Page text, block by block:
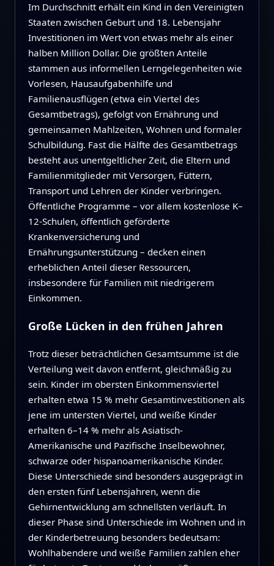
Im Durchschnitt erhält ein Kind in den Vereinigten
Staaten zwischen Geburt und 18. Lebensjahr
Investitionen im Wert von etwas mehr als einer
halben Million Dollar. Die größten Anteile
stammen aus informellen Lerngelegenheiten wie
Vorlesen, Hausaufgabenhilfe und
Familienausflügen (etwa ein Viertel des
Gesamtbetrags), gefolgt von Ernährung und
gemeinsamen Mahlzeiten, Wohnen und formaler
Schulbildung. Fast die Hälfte des Gesamtbetrags
besteht aus unentgeltlicher Zeit, die Eltern und
Familienmitglieder mit Versorgen, Füttern,
Transport und Lehren der Kinder verbringen.
Öffentliche Programme – vor allem kostenlose K–
12-Schulen, öffentlich geförderte
Krankenversicherung und
Ernährungsunterstützung – decken einen
erheblichen Anteil dieser Ressourcen,
insbesondere für Familien mit niedrigerem
Einkommen.
Große Lücken in den frühen Jahren
Trotz dieser beträchtlichen Gesamtsumme ist die
Verteilung weit davon entfernt, gleichmäßig zu
sein. Kinder im obersten Einkommensviertel
erhalten etwa 15 % mehr Gesamtinvestitionen als
jene im untersten Viertel, und weiße Kinder
erhalten 6–14 % mehr als Asiatisch-
Amerikanische und Pazifische Inselbewohner,
schwarze oder hispanoamerikanische Kinder.
Diese Unterschiede sind besonders ausgeprägt in
den ersten fünf Lebensjahren, wenn die
Gehirnentwicklung am schnellsten verläuft. In
dieser Phase sind Unterschiede im Wohnen und in
der Kinderbetreuung besonders bedeutsam:
Wohlhabendere und weiße Familien zahlen eher